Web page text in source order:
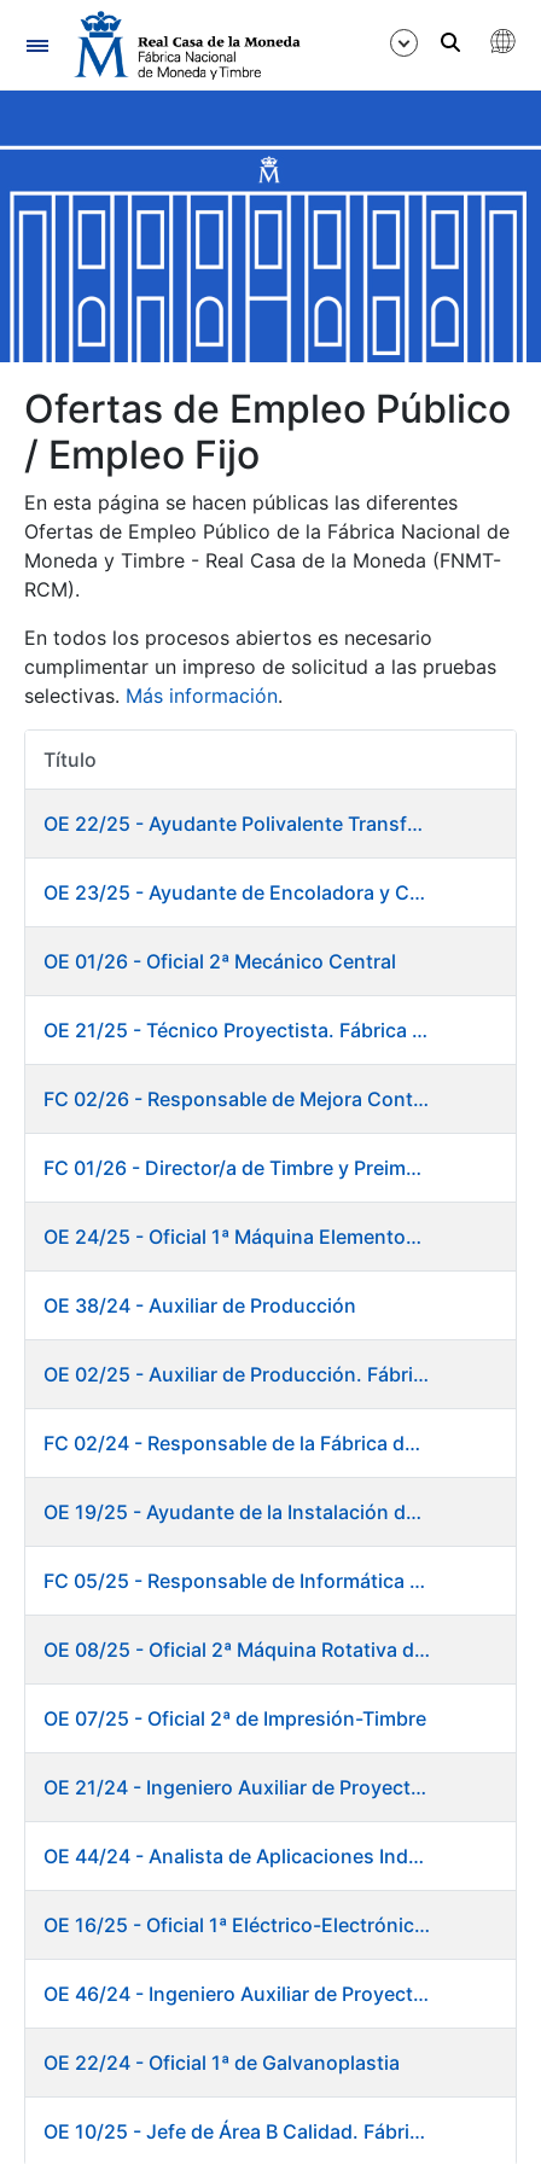
Navegación
Mostrar/Ocultar
Mostrar/Ocultar
Mostrar/Ocultar
Mostrar/Ocultar
Mostrar/Ocultar
Mostrar/Ocultar
Mostrar/Ocultar
Mostrar/Ocultar
Ofertas de Empleo Público
/ Empleo Fijo
En esta página se hacen públicas las diferentes
Ofertas de Empleo Público de la Fábrica Nacional de
Moneda y Timbre - Real Casa de la Moneda (FNMT-
RCM).
En todos los procesos abiertos es necesario
cumplimentar un impreso de solicitud a las pruebas
selectivas. Más información.
Título
OE 22/25 - Ayudante Polivalente Transformados/Acabados
OE 23/25 - Ayudante de Encoladora y Calandra Máquina de Papel. Fábrica de Papel
OE 01/26 - Oficial 2ª Mecánico Central
OE 21/25 - Técnico Proyectista. Fábrica de Papel
FC 02/26 - Responsable de Mejora Continua - Burgos
FC 01/26 - Director/a de Timbre y Preimpresión
OE 24/25 - Oficial 1ª Máquina Elementos de Seguridad
OE 38/24 - Auxiliar de Producción
OE 02/25 - Auxiliar de Producción. Fábrica de Papel
FC 02/24 - Responsable de la Fábrica de Papel (Burgos)
OE 19/25 - Ayudante de la Instalación de Preparación de Pastas. Fábrica de Papel
FC 05/25 - Responsable de Informática de Sistemas y Atención a Usuarios
OE 08/25 - Oficial 2ª Máquina Rotativa de Sellos
OE 07/25 - Oficial 2ª de Impresión-Timbre
OE 21/24 - Ingeniero Auxiliar de Proyectos
OE 44/24 - Analista de Aplicaciones Industriales
OE 16/25 - Oficial 1ª Eléctrico-Electrónico Fábrica Papel
OE 46/24 - Ingeniero Auxiliar de Proyectos. Ceres
OE 22/24 - Oficial 1ª de Galvanoplastia
OE 10/25 - Jefe de Área B Calidad. Fábrica Papel